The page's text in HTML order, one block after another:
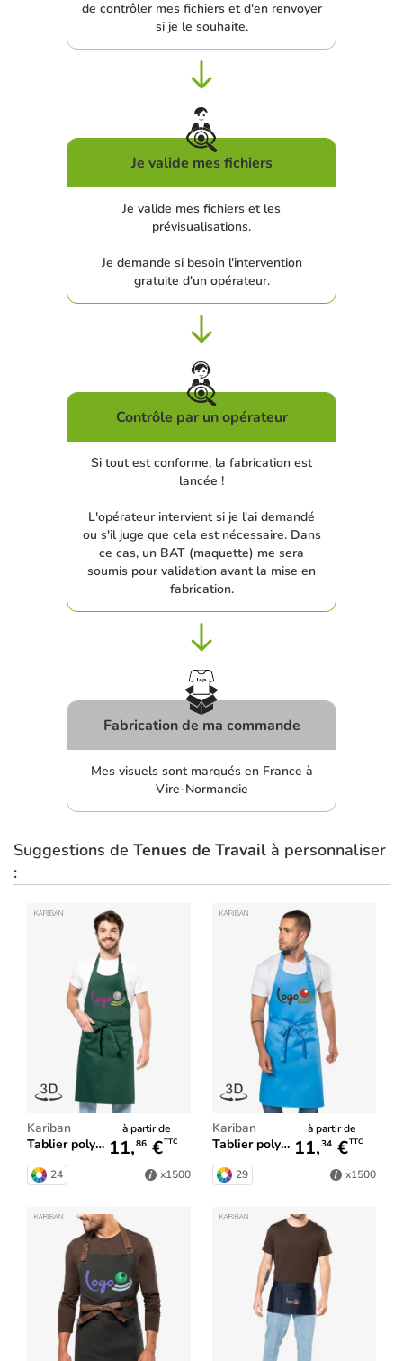
de contrôler mes fichiers et d'en renvoyer
si je le souhaite.
Je valide mes fichiers
Je valide mes fichiers et les
prévisualisations.
Je demande si besoin l'intervention
gratuite d'un opérateur.
Contrôle par un opérateur
Si tout est conforme, la fabrication est
lancée !
L'opérateur intervient si je l'ai demandé
ou s'il juge que cela est nécessaire. Dans
ce cas, un BAT (maquette) me sera
soumis pour validation avant la mise en
fabrication.
Fabrication de ma commande
Mes visuels sont marqués en France à
Vire-Normandie
Suggestions de Tenues de Travail à personnaliser
:
Kariban
Tablier polycoton avec poche
à partir de
11,86 €TTC
24 x1500
Kariban
Tablier polycoton sans poche
à partir de
11,34 €TTC
29 x1500